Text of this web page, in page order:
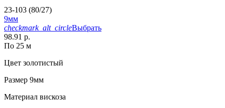
23-103 (80/27)
9мм
checkmark_alt_circleВыбрать
98.91 р.
По 25 м
Цвет золотистый
Размер 9мм
Материал вискоза